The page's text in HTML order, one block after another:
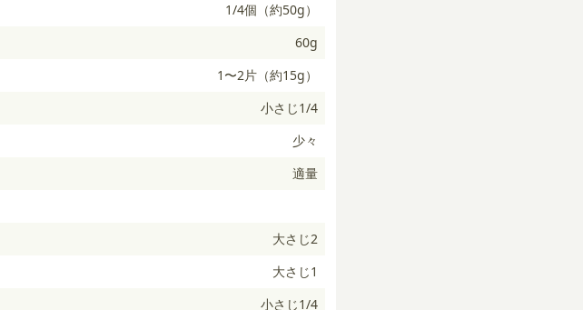
1/4個（約50g）
60g
1〜2片（約15g）
小さじ1/4
少々
適量
大さじ2
大さじ1
小さじ1/4